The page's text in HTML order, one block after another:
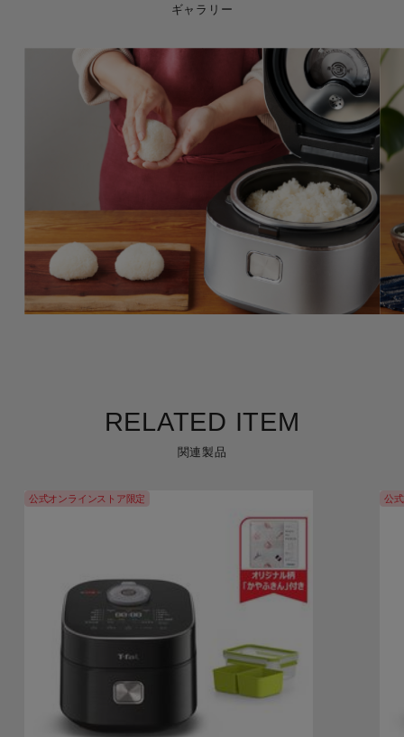
ギャラリー
関連製品
RELATED ITEM
公式オンラインストア限定 公